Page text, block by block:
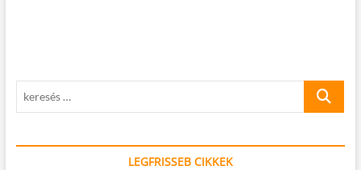
keresés
LEGFRISSEB CIKKEK